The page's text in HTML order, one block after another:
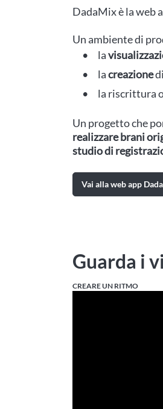
DadaMix è la web
Un ambiente di
la
lacreazione
la riscrittura
Un progetto che
realizzare brani
studio di
Vai alla web app
Guarda i
CREARE UN RITMO